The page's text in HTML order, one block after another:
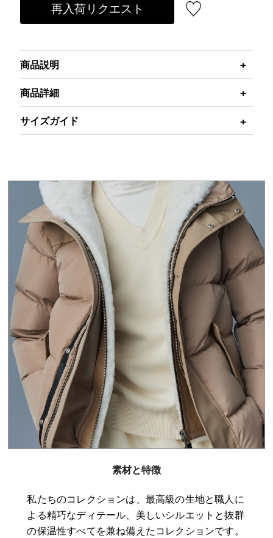
再入荷リクエスト
商品説明
商品詳細
サイズガイド
素材と特徴
私たちのコレクションは、最高級の生地と職人に
よる精巧なディテール、美しいシルエットと抜群
の保温性すべてを兼ね備えたコレクションです。